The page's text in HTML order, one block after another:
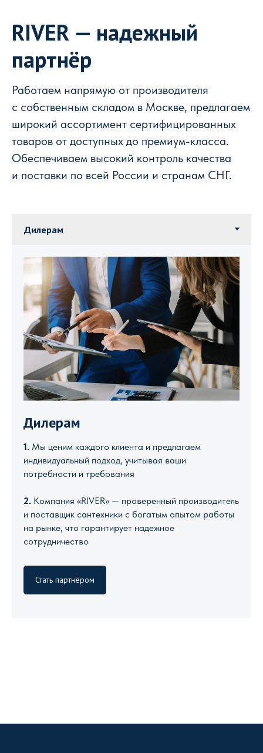
RIVER — надежный
партнёр
Работаем напрямую от производителя
с собственным складом в Москве, предлагаем
широкий ассортимент сертифицированных
товаров от доступных до премиум-класса.
Обеспечиваем высокий контроль качества
и поставки по всей России и странам СНГ.
Дилерам
1. Мы ценим каждого клиента и предлагаем
индивидуальный подход, учитывая ваши
потребности и требования
2. Компания «RIVER» — проверенный производитель
и поставщик сантехники с богатым опытом работы
на рынке, что гарантирует надежное
сотрудничество
Стать партнёром